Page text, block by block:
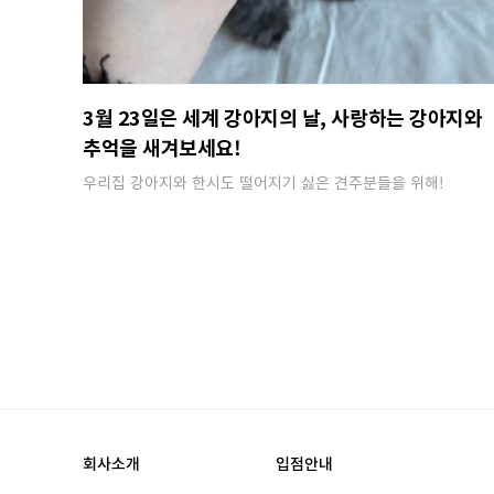
3월 23일은 세계 강아지의 날, 사랑하는 강아지와
추억을 새겨보세요!
우리집 강아지와 한시도 떨어지기 싫은 견주분들을 위해​!
회사소개 입점안내